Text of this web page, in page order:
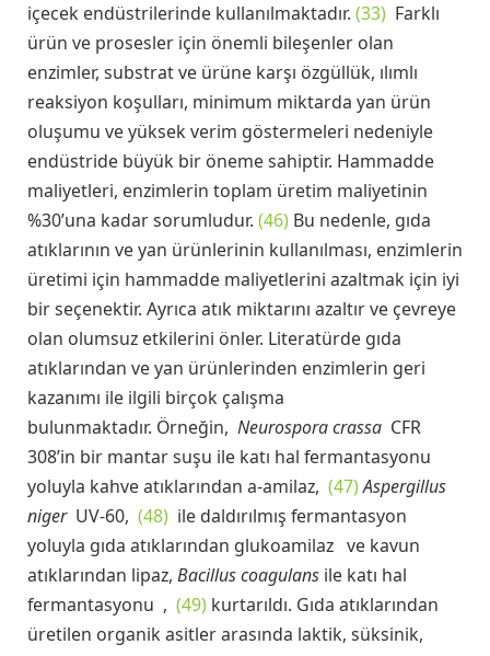
içecek endüstrilerinde kullanılmaktadır. (33) Farklı
ürün ve prosesler için önemli bileşenler olan
enzimler, substrat ve ürüne karşı özgüllük, ılımlı
reaksiyon koşulları, minimum miktarda yan ürün
oluşumu ve yüksek verim göstermeleri nedeniyle
endüstride büyük bir öneme sahiptir. Hammadde
maliyetleri, enzimlerin toplam üretim maliyetinin
%30’una kadar sorumludur. (46) Bu nedenle, gıda
atıklarının ve yan ürünlerinin kullanılması, enzimlerin
üretimi için hammadde maliyetlerini azaltmak için iyi
bir seçenektir. Ayrıca atık miktarını azaltır ve çevreye
olan olumsuz etkilerini önler. Literatürde gıda
atıklarından ve yan ürünlerinden enzimlerin geri
kazanımı ile ilgili birçok çalışma
bulunmaktadır. Örneğin, Neurospora crassa CFR
308’in bir mantar suşu ile katı hal fermantasyonu
yoluyla kahve atıklarından a-amilaz, (47)Aspergillus
nigerUV-60, (48) ile daldırılmış fermantasyon
yoluyla gıda atıklarından glukoamilaz ve kavun
atıklarından lipaz, Bacillus coagulans ile katı hal
fermantasyonu , (49) kurtarıldı. Gıda atıklarından
üretilen organik asitler arasında laktik, süksinik,